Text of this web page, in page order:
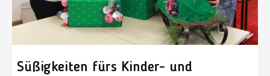
Süßigkeiten fürs Kinder- und